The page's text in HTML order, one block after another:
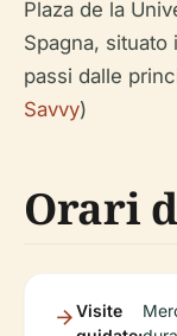
Plaza de la
Spagna,
passi dalle
Savvy)
Orari
Visite